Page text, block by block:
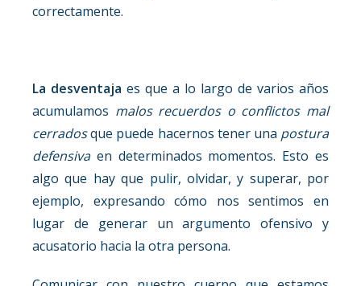
correctamente.
La desventaja es que a lo largo de varios años
acumulamos malos recuerdos o conflictos mal
cerradosque puede hacernos tener una postura
defensivaen determinados momentos. Esto es
algo que hay que pulir, olvidar, y superar, por
ejemplo, expresando cómo nos sentimos en
lugar de generar un argumento ofensivo y
acusatorio hacia la otra persona.